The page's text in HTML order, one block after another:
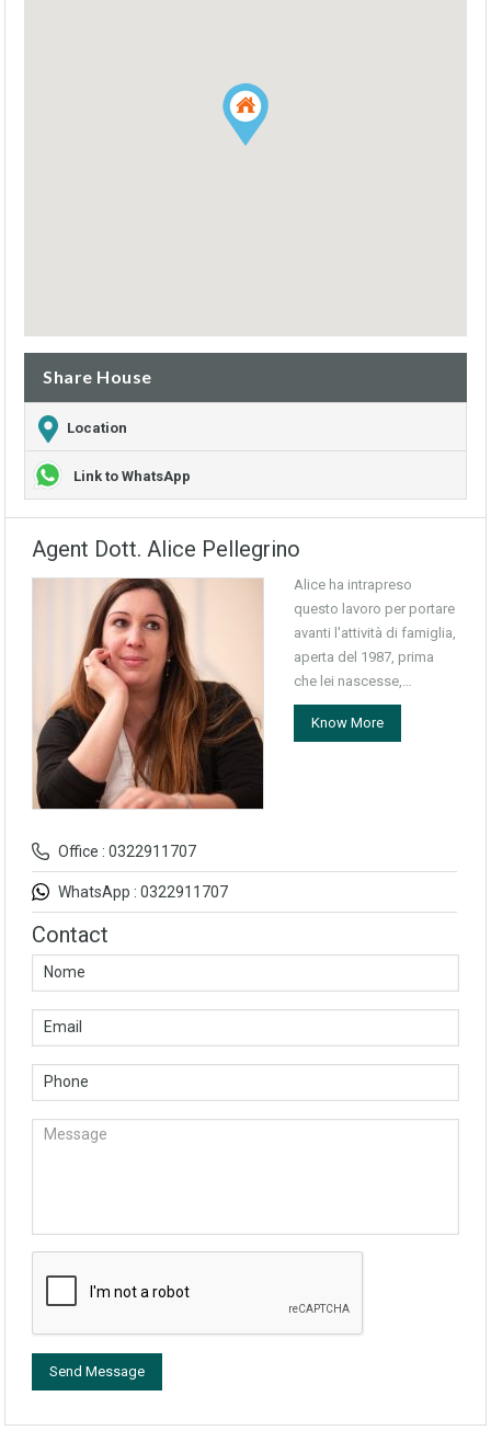
Share House
Location
Link to WhatsApp
Agent Dott. Alice Pellegrino
Office : 0322911707
WhatsApp : 0322911707
Alice ha intrapreso
questo lavoro per portare
avanti l'attività di famiglia,
aperta del 1987, prima
che lei nascesse,…
Know More
Contact